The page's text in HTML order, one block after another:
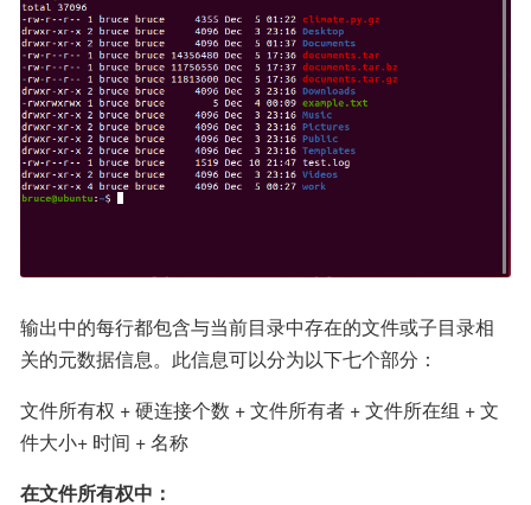
输出中的每行都包含与当前目录中存在的文件或子目录相
关的元数据信息。此信息可以分为以下七个部分：
文件所有权 + 硬连接个数 + 文件所有者 + 文件所在组 + 文
件大小+ 时间 + 名称
在文件所有权中：